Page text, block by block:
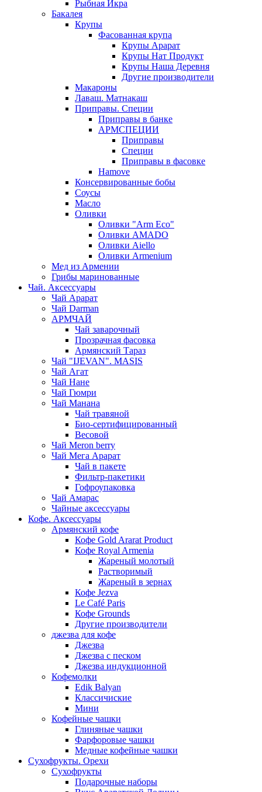
Рыбная Икра
Бакалея
Крупы
Фасованная крупа
Крупы Арарат
Крупы Нат Продукт
Крупы Наша Деревня
Другие производители
Макароны
Лаваш. Матнакаш
Приправы. Специи
Приправы в банке
АРМСПЕЦИИ
Приправы
Специи
Приправы в фасовке
Hamove
Консервированные бобы
Соусы
Масло
Оливки
Оливки "Arm Eco"
Оливки AMADO
Оливки Aiello
Оливки Armenium
Мед из Армении
Грибы маринованные
Чай. Аксессуары
Чай Арарат
Чай Darman
АРМЧАЙ
Чай заварочный
Прозрачная фасовка
Армянский Тараз
Чай "IJEVAN". MASIS
Чай Агат
Чай Нане
Чай Гюмри
Чай Манана
Чай травяной
Био-сертифицированный
Весовой
Чай Meron berry
Чай Мега Арарат
Чай в пакете
Фильтр-пакетики
Гофроупаковка
Чай Амарас
Чайные аксессуары
Кофе. Аксессуары
Армянский кофе
Кофе Gold Ararat Product
Кофе Royal Armenia
Жареный молотый
Растворимый
Жареный в зернах
Кофе Jezva
Le Café Paris
Кофе Grounds
Другие производители
джезва для кофе
Джезва
Джезва с песком
Джезва индукционной
Кофемолки
Edik Balyan
Классичиские
Мини
Кофейные чашки
Глиняные чашки
Фарфоровые чашки
Медные кофейные чашки
Сухофрукты. Орехи
Сухофрукты
Подарочные наборы